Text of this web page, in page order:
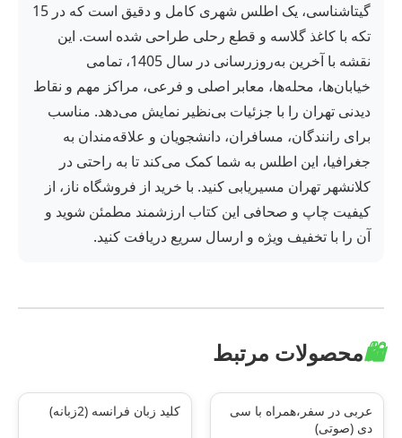
گیتاشناسی، یک اطلس شهری کامل و دقیق است که در 15
تکه با کاغذ گلاسه و قطع رحلی طراحی شده است. این
نقشه با آخرین به‌روزرسانی در سال 1405، تمامی
خیابان‌ها، محله‌ها، معابر اصلی و فرعی، مراکز مهم و نقاط
دیدنی تهران را با جزئیات بی‌نظیر نمایش می‌دهد. مناسب
برای رانندگان، مسافران، دانشجویان و علاقه‌مندان به
جغرافیا، این اطلس به شما کمک می‌کند تا به راحتی در
کلانشهر تهران مسیریابی کنید. با خرید از فروشگاه ناز، از
کیفیت چاپ و صحافی این کتاب ارزشمند مطمئن شوید و
آن را با تخفیف ویژه و ارسال سریع دریافت کنید.
🛍️محصولات مرتبط
عربی در سفر،همراه با سی
دی (صوتی)
کلید زبان فرانسه (2زبانه)